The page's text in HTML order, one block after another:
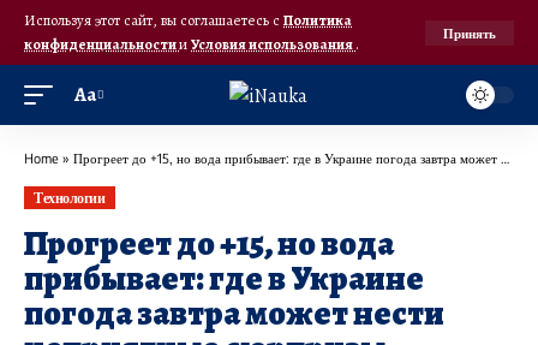
Используя этот сайт, вы соглашаетесь с Политика
конфиденциальностииУсловия использования.
Принять
Аа
Home » Прогреет до +15, но вода прибывает: где в Украине погода завтра может нести неприятные сюрпризы
Технологии
Прогреет до +15, но вода
прибывает: где в Украине
погода завтра может нести